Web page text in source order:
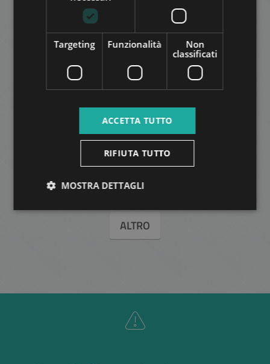
Quartiere 6 • 2 camere da letto • 70 m
AGGIUNGI ALLA LISTA
KÖRÖND PALACE - SKYLOFT
Canone di affitto:2.751.000 HUF
Quartiere 6 • 3 camere da letto • 234 m
ALTRO
Targeting Funzionalità
Non
classificati
ACCETTA TUTTO
RIFIUTA TUTTO
MOSTRA DETTAGLI